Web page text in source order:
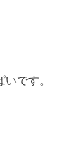
です。